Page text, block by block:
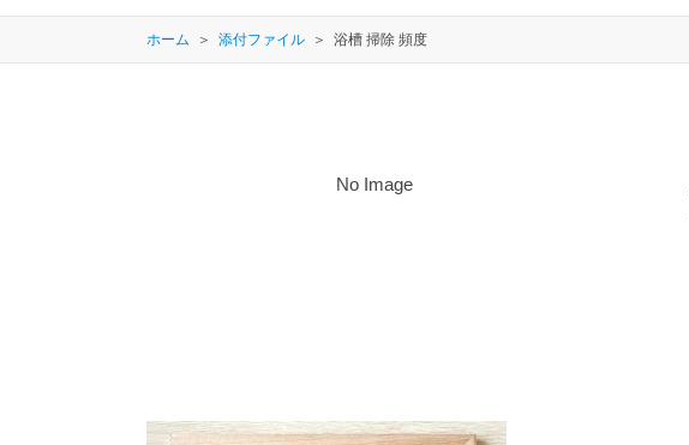
ホーム 添付ファイル 浴槽 掃除 頻度
No Image